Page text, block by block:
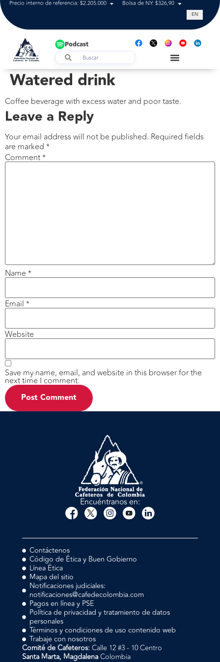
Precio interno de referencia: $2.205.000 Bolsa de NY: $326,90 Tasa de
EN
Podcast
Watered drink
Coffee beverage with excess water and poor taste.
Leave a Reply
Your email address will not be published. Required fields
are marked *
Comment*
Name *
Email *
Website
Save my name, email, and website in this browser for the
next time I comment.
Encuéntranos en:
Contáctenos
Código de Ética y Buen Gobierno
Línea Ética
Mapa del sitio
Notificaciones judiciales:
notificaciones@cafedecolombia.com
Pagos en línea y PSE
Política de privacidad y tratamiento de datos
personales
Términos y condiciones de uso contenido web
Trabaje con nosotros
Comité de Cafeteros: Calle 12 #3 - 10 Centro
Santa Marta, MagdalenaColombia